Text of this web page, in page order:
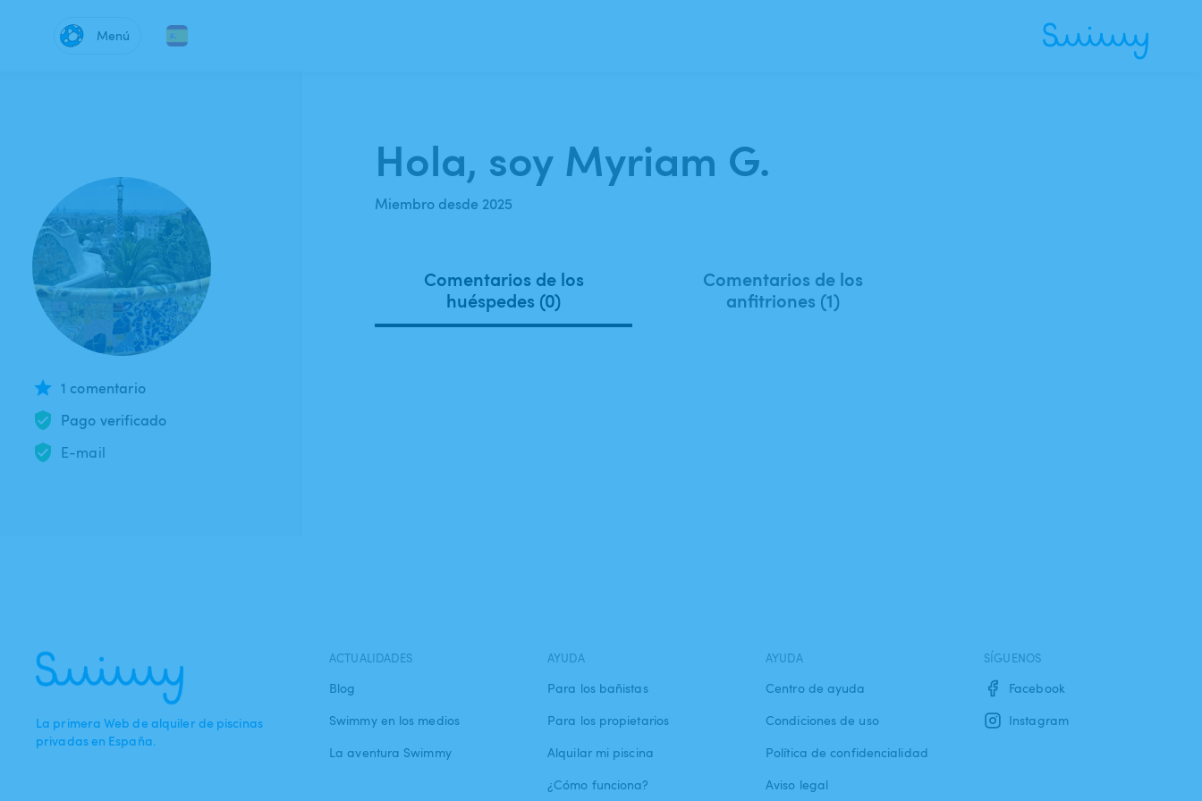
Menú
1 comentario
Pago verificado
E-mail
Hola, soy Myriam G.
Miembro desde 2025
Comentarios de los
huéspedes (0)
Comentarios de los
anfitriones (1)
La primera Web de alquiler de piscinas
privadas en España.
ACTUALIDADES
Blog
Swimmy en los medios
La aventura Swimmy
AYUDA
Para los bañistas
Para los propietarios
Alquilar mi piscina
¿Cómo funciona?
AYUDA
Centro de ayuda
Condiciones de uso
Política de confidencialidad
Aviso legal
SÍGUENOS
Facebook
Instagram